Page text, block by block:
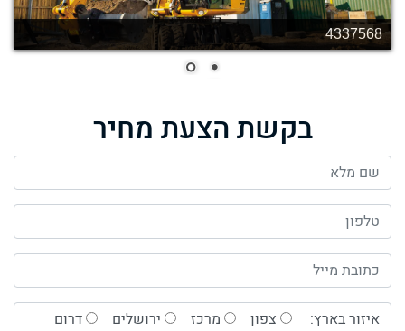
4337566
בקשת הצעת מחיר
איזור בארץ: צפון מרכז ירושלים דרום